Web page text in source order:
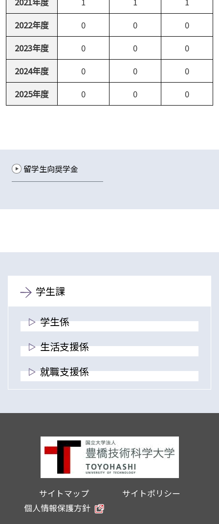
留学生向奨学金
2022年度
0 0
0
2023年度
0 0
0
2024年度
0 0
0
2025年度
0 0 0
学生課
学生係
生活支援係
就職支援係
サイトマップ
サイトポリシー
個人情報保護方針